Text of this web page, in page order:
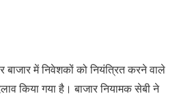
बाजार में निवेशकों को नियंत्रित करने वाले
किया गया है। बाजार नियामक सेबी ने